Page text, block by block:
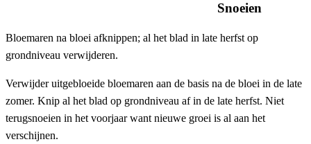
Snoeien
Bloemaren na bloei afknippen; al het blad in late herfst op
grondniveau verwijderen.
Verwijder uitgebloeide bloemaren aan de basis na de bloei in de late
zomer. Knip al het blad op grondniveau af in de late herfst. Niet
terugsnoeien in het voorjaar want nieuwe groei is al aan het
verschijnen.